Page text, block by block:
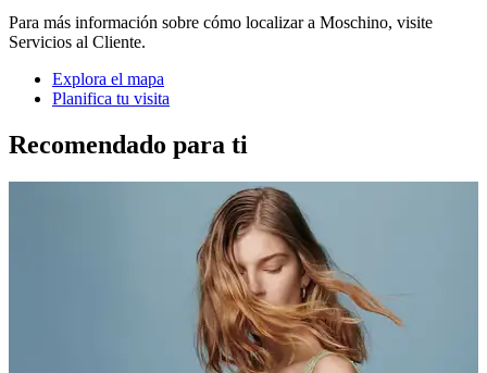
Para más información sobre cómo localizar a Moschino, visite
Servicios al Cliente.
Explora el mapa
Planifica tu visita
Recomendado para ti